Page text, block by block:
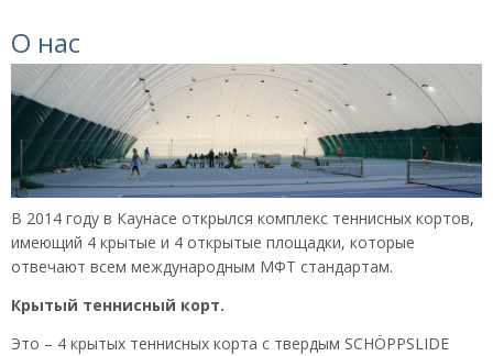
О нас
В 2014 году в Каунасе открылся комплекс теннисных кортов,
имеющий 4 крытые и 4 открытые площадки, которые
отвечают всем международным МФТ стандартам.
Крытый теннисный корт.
Это – 4 крытых теннисных корта с твердым SCHÖPPSLIDE